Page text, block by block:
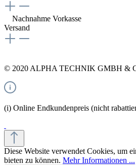
Nachnahme Vorkasse
Versand
© 2020 ALPHA TECHNIK GMBH &
(i) Online Endkundenpreis (nicht
Diese Website verwendet Cookies, um
bieten zu können. Mehr Informationen ...